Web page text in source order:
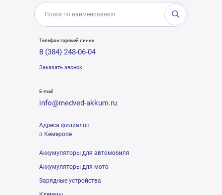
Телефон горячей линии
8 (384) 248-06-04
Заказать звонок
E-mail
info@medved-akkum.ru
Адреса филиалов
в Кемерове
Аккумуляторы для автомобиля
Аккумуляторы для мото
Зарядные устройства